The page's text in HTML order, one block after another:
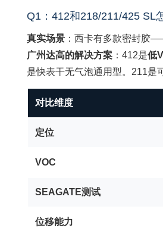
Q1：412和218/211/425 SL
真实场景 ：西卡有多款密封胶
广州达高的解决方案 ：412是低
是快表干无气泡通用型。211是
对比维度
定位
VOC
SEAGATE测试
位移能力